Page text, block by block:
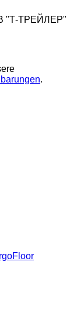
"Т-ТРЕЙЛЕР"
.